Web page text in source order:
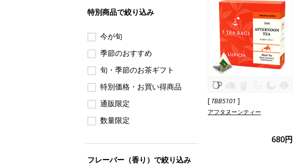
[ TBB5101 ]
アフタヌーンティー
680円
特別商品で絞り込み
今が旬
季節のおすすめ
旬・季節のお茶ギフト
特別価格・お買い得商品
通販限定
数量限定
フレーバー（香り）で絞り込み